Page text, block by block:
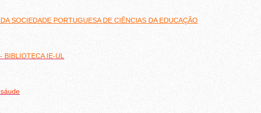
SOCIEDADE PORTUGUESA DE CIÊNCIAS DA EDUCAÇÃO
BIBLIOTECA IE-UL
sáude